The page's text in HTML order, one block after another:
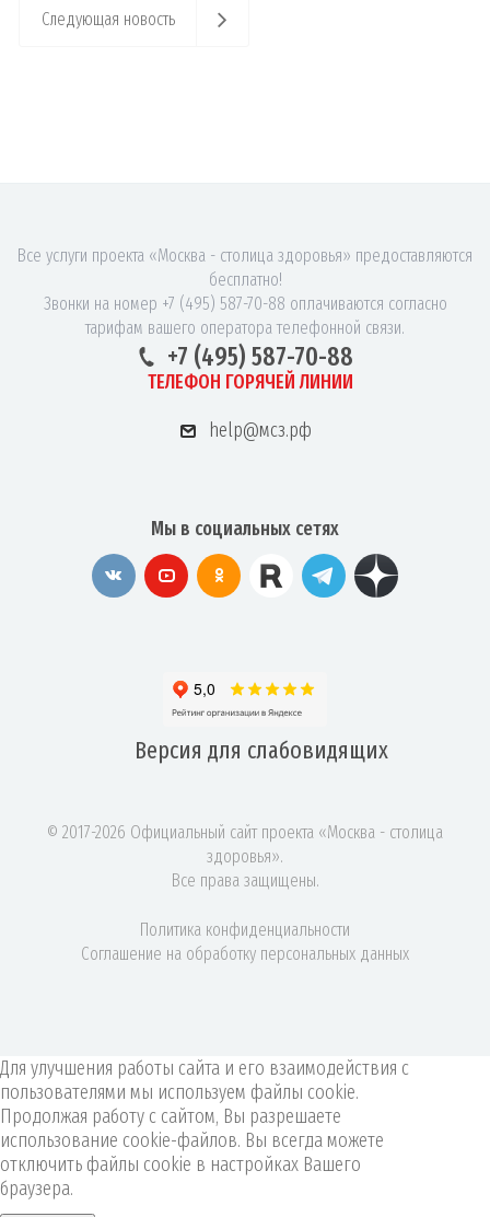
Следующая новость
Все услуги проекта «Москва - столица здоровья» предоставляются
бесплатно!
Звонки на номер +7 (495) 587-70-88 оплачиваются согласно
тарифам вашего оператора телефонной связи.
+7 (495) 587-70-88
ТЕЛЕФОН ГОРЯЧЕЙ ЛИНИИ
help@мсз.рф
Мы в социальных сетях
Версия для слабовидящих
© 2017-2026 Официальный сайт проекта «Москва - столица
здоровья».
Все права защищены.
Политика конфиденциальности
Соглашение на обработку персональных данных
Для улучшения работы сайта и его взаимодействия с
пользователями мы используем файлы cookie.
Продолжая работу с сайтом, Вы разрешаете
использование cookie-файлов. Вы всегда можете
отключить файлы cookie в настройках Вашего
браузера.